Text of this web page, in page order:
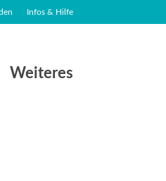
Infos & Hilfe
Weiteres